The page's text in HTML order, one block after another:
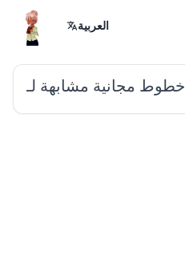
العربية
خطوط مجانية مشابهة لـ